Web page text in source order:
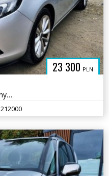
23 300 PLN
BENZYNA * nawigacja * atrakcyjny wygląd * 2x PDC * OKAZJA * polecamy
212000